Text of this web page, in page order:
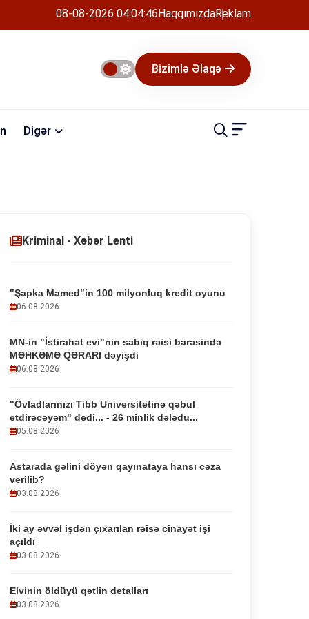
08-08-2026 04:04:47HaqqımızdaReklam
Bizimlə Əlaqə
Digər
Kriminal - Xəbər Lenti
"Şapka Mamed"in 100 milyonluq kredit oyunu
06.08.2026
MN-in "İstirahət evi"nin sabiq rəisi barəsində
MƏHKƏMƏ QƏRARI dəyişdi
06.08.2026
"Övladlarınızı Tibb Universitetinə qəbul
etdirəcəyəm" dedi... - 26 minlik dələdu...
05.08.2026
Astarada gəlini döyən qayınataya hansı cəza
verilib?
03.08.2026
İki ay əvvəl işdən çıxarılan rəisə cinayət işi
açıldı
03.08.2026
Elvinin öldüyü qətlin detalları
03.08.2026